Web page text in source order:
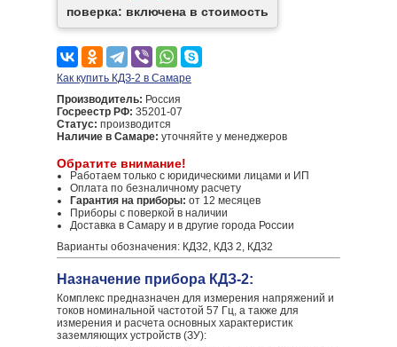
поверка: включена в стоимость
Как купить КДЗ-2 в Самаре
Производитель: Россия
Госреестр РФ: 35201-07
Статус: производится
Наличие в Самаре: уточняйте у менеджеров
Обратите внимание!
Работаем только с юридическими лицами и ИП
Оплата по безналичному расчету
Гарантия на приборы: от 12 месяцев
Приборы с поверкой в наличии
Доставка в Самару и в другие города России
Варианты обозначения: КДЗ2, КДЗ 2, КДЗ2
Назначение прибора КДЗ-2:
Комплекс предназначен для измерения напряжений и
токов номинальной частотой 57 Гц, а также для
измерения и расчета основных характеристик
заземляющих устройств (ЗУ):